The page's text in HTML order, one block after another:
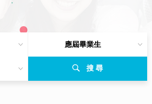
應屆畢業生
搜 尋